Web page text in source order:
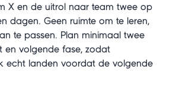
X en de uitrol naar team twee op
dagen. Geen ruimte om te leren,
te passen. Plan minimaal twee
en volgende fase, zodat
echt landen voordat de volgende